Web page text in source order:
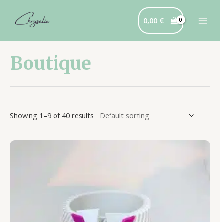
contenu
0,00 €
Boutique
Showing 1–9 of 40 results